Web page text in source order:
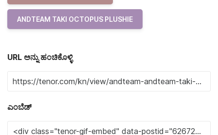
ANDTEAM TAKI OCTOPUS PLUSHIE
URL ಅನ್ನು ಹಂಚಿಕೊಳ್ಳಿ
ಎಂಬೆಡ್